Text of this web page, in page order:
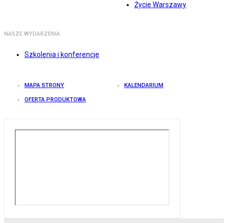
Życie Warszawy
NASZE WYDARZENIA
Szkolenia i konferencje
MAPA STRONY KALENDARIUM
OFERTA PRODUKTOWA